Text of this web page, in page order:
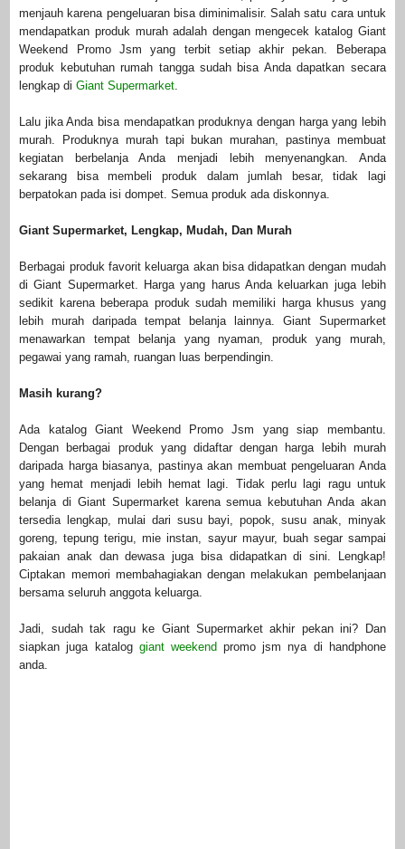
menjauh karena pengeluaran bisa diminimalisir. Salah satu cara untuk
mendapatkan produk murah adalah dengan mengecek katalog Giant
Weekend Promo Jsm yang terbit setiap akhir pekan. Beberapa
produk kebutuhan rumah tangga sudah bisa Anda dapatkan secara
lengkap diGiant Supermarket
Lalu jika Anda bisa mendapatkan produknya dengan harga yang lebih
murah. Produknya murah tapi bukan murahan, pastinya membuat
kegiatan berbelanja Anda menjadi lebih menyenangkan. Anda
sekarang bisa membeli produk dalam jumlah besar, tidak lagi
berpatokan pada isi dompet. Semua produk ada diskonnya.
Giant Supermarket, Lengkap, Mudah, Dan Murah
Berbagai produk favorit keluarga akan bisa didapatkan dengan mudah
di Giant Supermarket. Harga yang harus Anda keluarkan juga lebih
sedikit karena beberapa produk sudah memiliki harga khusus yang
lebih murah daripada tempat belanja lainnya. Giant Supermarket
menawarkan tempat belanja yang nyaman, produk yang murah,
pegawai yang ramah, ruangan luas berpendingin.
Masih kurang?
Ada katalog Giant Weekend Promo Jsm yang siap membantu.
Dengan berbagai produk yang didaftar dengan harga lebih murah
daripada harga biasanya, pastinya akan membuat pengeluaran Anda
yang hemat menjadi lebih hemat lagi. Tidak perlu lagi ragu untuk
belanja di Giant Supermarket karena semua kebutuhan Anda akan
tersedia lengkap, mulai dari susu bayi, popok, susu anak, minyak
goreng, tepung terigu, mie instan, sayur mayur, buah segar sampai
pakaian anak dan dewasa juga bisa didapatkan di sini. Lengkap!
Ciptakan memori membahagiakan dengan melakukan pembelanjaan
bersama seluruh anggota keluarga.
Jadi, sudah tak ragu ke Giant Supermarket akhir pekan ini? Dan
siapkan juga katalog giant weekend promo jsm nya di handphone
anda.